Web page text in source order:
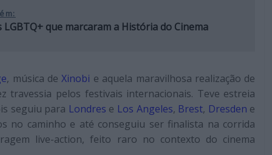
LGBTQ+ que marcaram a História do Cinema
, música deXinobi e aquela maravilhosa realização de
travessia pelos festivais internacionais. Teve estreia
seguiu para Londres e Los Angeles, Brest, Dresden e
no caminho e até conseguiu ser finalista na corrida
live-action, feito raro no contexto do cinema